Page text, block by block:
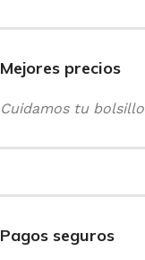
Mejores precios
Cuidamos tu bolsillo
Pagos seguros